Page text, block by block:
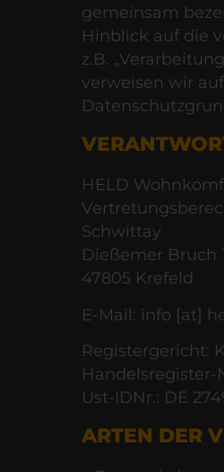
gemeinsam
Hinblick auf die
z.B.
verweisen wir
HELD
Schwittay
Dießemer Bruch
47805 Krefeld
E-Mail: info [at]
Registergericht:
Handelsregister-
Ust-IDNr.: DE
ARTEN DER